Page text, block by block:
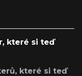
které si teď
které si teď